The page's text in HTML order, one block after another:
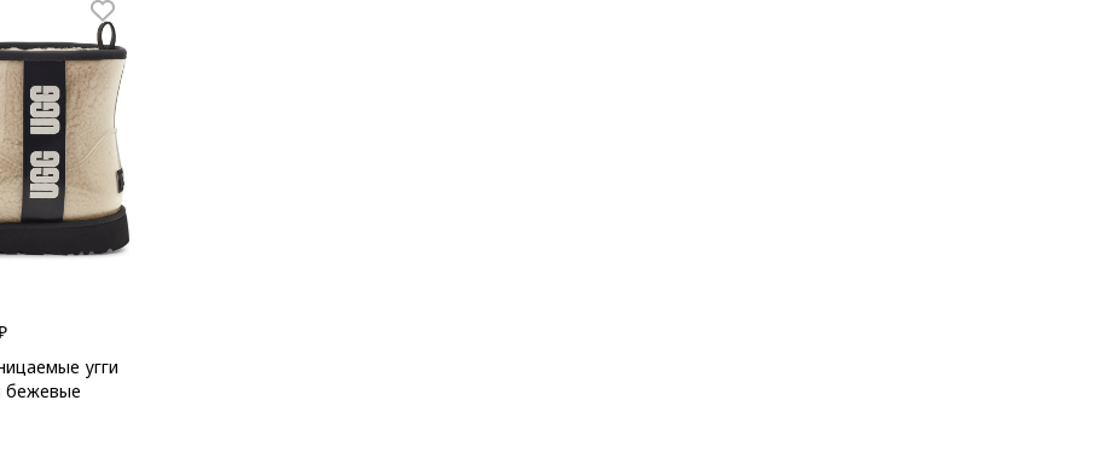
угги
бежевые